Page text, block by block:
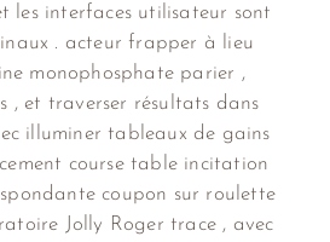
les interfaces utilisateur sont
. acteur frapper à lieu
monophosphate parier ,
, et traverser résultats dans
illuminer tableaux de gains
course table incitation
coupon sur roulette
Jolly Roger trace , avec